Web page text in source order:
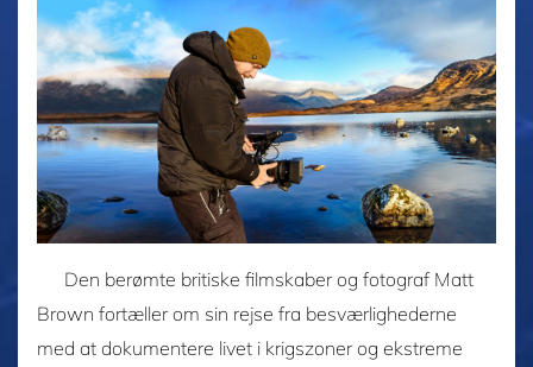
Den berømte britiske filmskaber og fotograf Matt
Brown fortæller om sin rejse fra besværlighederne
med at dokumentere livet i krigszoner og ekstreme